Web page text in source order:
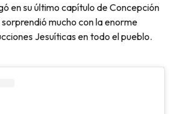
en su último capítulo de Concepción
mucho con la enorme
Jesuíticas en todo el pueblo.